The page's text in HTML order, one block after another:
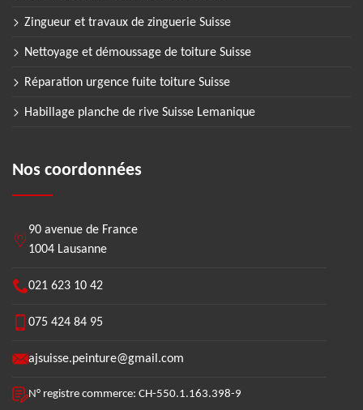
Zingueur et travaux de zinguerie Suisse
Nettoyage et démoussage de toiture Suisse
Réparation urgence fuite toiture Suisse
Habillage planche de rive Suisse Lemanique
Nos coordonnées
90 avenue de France
1004 Lausanne
021 623 10 42
075 424 84 95
ajsuisse.peinture@gmail.com
N° registre commerce: CH-550.1.163.398-9